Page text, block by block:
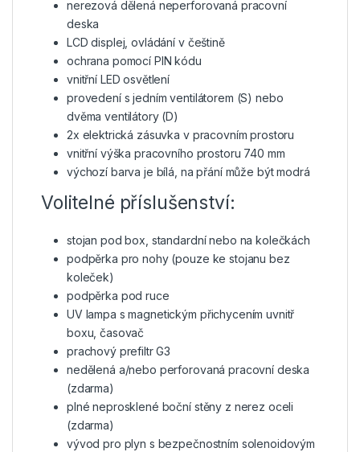
nerezová dělená neperforovaná pracovní
deska
LCD displej, ovládání v češtině
ochrana pomocí PIN kódu
vnitřní LED osvětlení
provedení s jedním ventilátorem (S) nebo
dvěma ventilátory (D)
2x elektrická zásuvka v pracovním prostoru
vnitřní výška pracovního prostoru 740 mm
výchozí barva je bílá, na přání může být modrá
Volitelné příslušenství:
stojan pod box, standardní nebo na kolečkách
podpěrka pro nohy (pouze ke stojanu bez
koleček)
podpěrka pod ruce
UV lampa s magnetickým přichycením uvnitř
boxu, časovač
prachový prefiltr G3
nedělená a/nebo perforovaná pracovní deska
(zdarma)
plné neprosklené boční stěny z nerez oceli
(zdarma)
vývod pro plyn s bezpečnostním solenoidovým